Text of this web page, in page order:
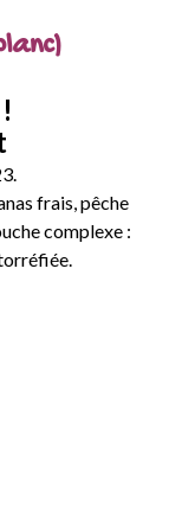
frais, pêche
complexe :